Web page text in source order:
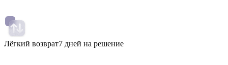
Лёгкий возврат7 дней на решение